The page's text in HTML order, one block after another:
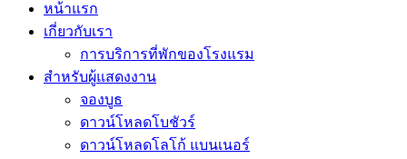
หน้าแรก
เกี่ยวกับเรา
การบริการที่พักของโรงแรม
สำหรับผู้แสดงงาน
จองบูธ
ดาวน์โหลดโบชัวร์
ดาวน์โหลดโลโก้ แบนเนอร์